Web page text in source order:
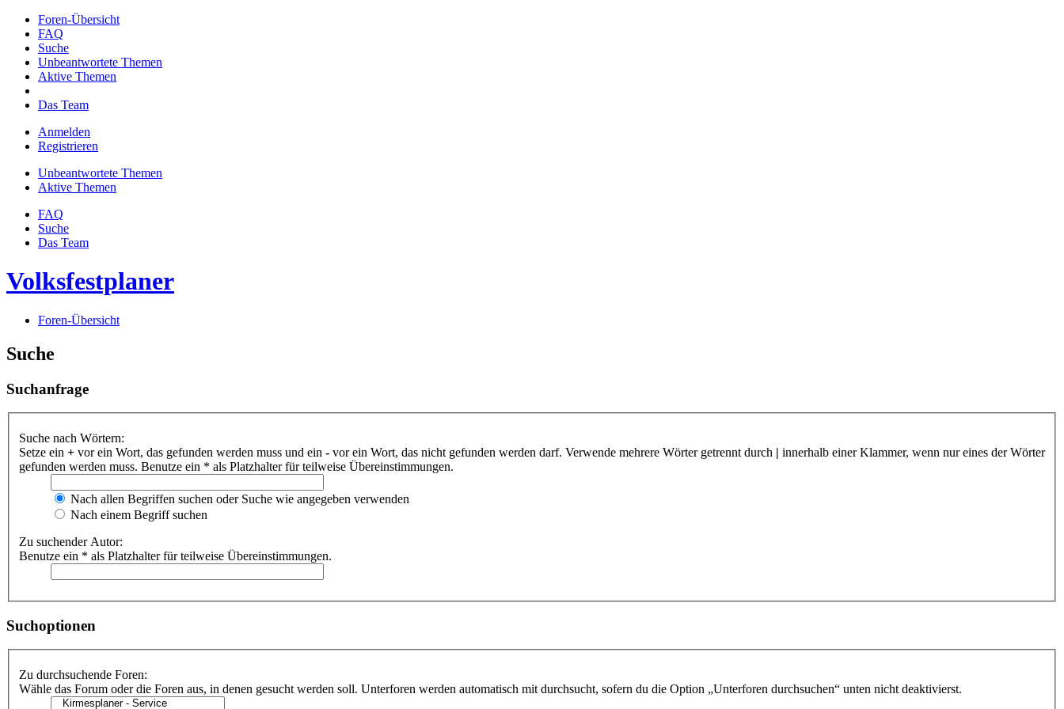
Foren-Übersicht
FAQ
Suche
Unbeantwortete Themen
Aktive Themen
Das Team
Anmelden
Registrieren
Unbeantwortete Themen
Aktive Themen
FAQ
Suche
Das Team
Volksfestplaner
Foren-Übersicht
Suche
Suchanfrage
Suche nach Wörtern:
Setze ein + vor ein Wort, das gefunden werden muss und ein - vor ein Wort, das nicht gefunden werden darf. Verwende mehrere Wörter getrennt durch | innerhalb einer Klammer, wenn nur eines der Wörter
gefunden werden muss. Benutze ein * als Platzhalter für teilweise Übereinstimmungen.
Nach allen Begriffen suchen oder Suche wie angegeben verwenden
Nach einem Begriff suchen
Zu suchender Autor:
Benutze ein * als Platzhalter für teilweise Übereinstimmungen.
Suchoptionen
Zu durchsuchende Foren:
Wähle das Forum oder die Foren aus, in denen gesucht werden soll. Unterforen werden automatisch mit durchsucht, sofern du die Option „Unterforen durchsuchen“ unten nicht deaktivierst.